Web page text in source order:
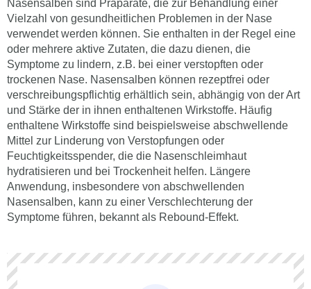
Nasensalben sind Präparate, die zur Behandlung einer
Vielzahl von gesundheitlichen Problemen in der Nase
verwendet werden können. Sie enthalten in der Regel eine
oder mehrere aktive Zutaten, die dazu dienen, die
Symptome zu lindern, z.B. bei einer verstopften oder
trockenen Nase. Nasensalben können rezeptfrei oder
verschreibungspflichtig erhältlich sein, abhängig von der Art
und Stärke der in ihnen enthaltenen Wirkstoffe. Häufig
enthaltene Wirkstoffe sind beispielsweise abschwellende
Mittel zur Linderung von Verstopfungen oder
Feuchtigkeitsspender, die die Nasenschleimhaut
hydratisieren und bei Trockenheit helfen. Längere
Anwendung, insbesondere von abschwellenden
Nasensalben, kann zu einer Verschlechterung der
Symptome führen, bekannt als Rebound-Effekt.